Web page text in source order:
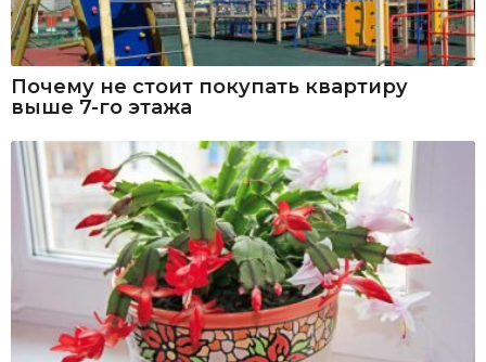
Почему не стоит покупать квартиру
выше 7-го этажа